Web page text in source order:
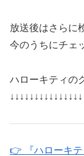
放送後はさらに
今のうちにチェ
ハローキティの
👉 『ハローキ